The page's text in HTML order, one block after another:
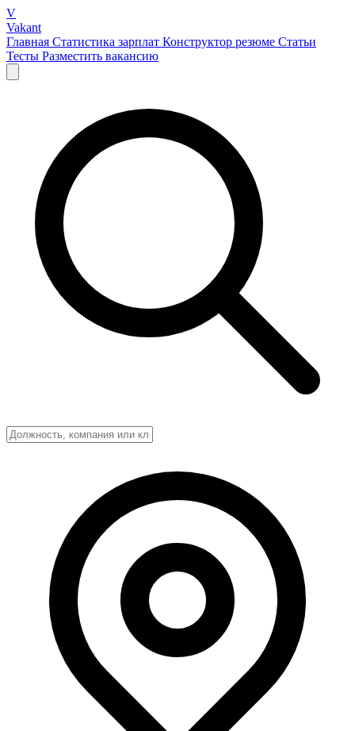
V
Vakant
Главная Статистика зарплат Конструктор резюме Статьи
Тесты Разместить вакансию